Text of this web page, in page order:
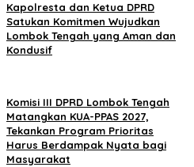
Kapolresta dan Ketua DPRD
Satukan Komitmen Wujudkan
Lombok Tengah yang Aman dan
Kondusif
Komisi III DPRD Lombok Tengah
Matangkan KUA-PPAS 2027,
Tekankan Program Prioritas
Harus Berdampak Nyata bagi
Masyarakat